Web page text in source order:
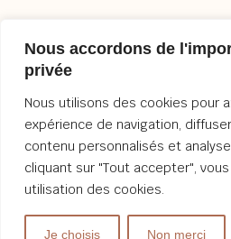
Nous accordons de
privée
Nous utilisons des cookies pour
expérience de navigation,
contenu personnalisés et
cliquant sur "Tout accepter",
utilisation des cookies.
Je choisis Non merci